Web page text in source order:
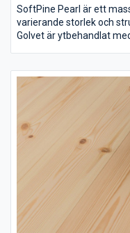
SoftPine Pearl är ett
varierande storlek och
Golvet är ytbehandlat
ton.